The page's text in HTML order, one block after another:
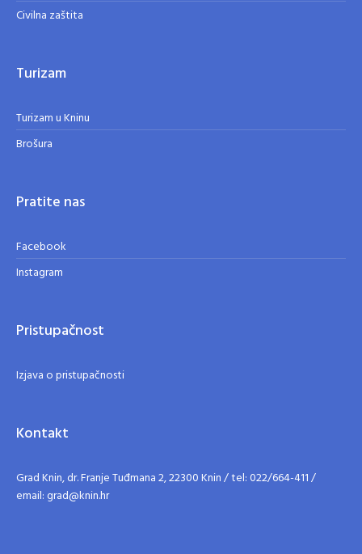
Civilna zaštita
Turizam
Turizam u Kninu
Brošura
Pratite nas
Facebook
Instagram
Pristupačnost
Izjava o pristupačnosti
Kontakt
Grad Knin, dr. Franje Tuđmana 2, 22300 Knin / tel: 022/664-411 /
email: grad@knin.hr